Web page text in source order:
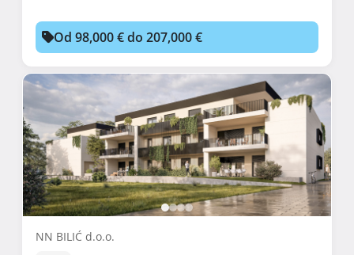
Od 98,000 € do 207,000 €
NN BILIĆ d.o.o.